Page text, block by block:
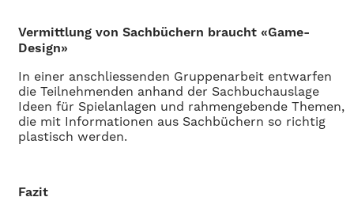
Vermittlung von Sachbüchern braucht «Game-
Design»
In einer anschliessenden Gruppenarbeit entwarfen
die Teilnehmenden anhand der Sachbuchauslage
Ideen für Spielanlagen und rahmengebende Themen,
die mit Informationen aus Sachbüchern so richtig
plastisch werden.
Fazit